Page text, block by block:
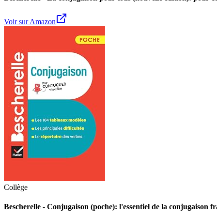
Voir sur Amazon
Collège
Bescherelle - Conjugaison (poche): l'essentiel de la conjugaison